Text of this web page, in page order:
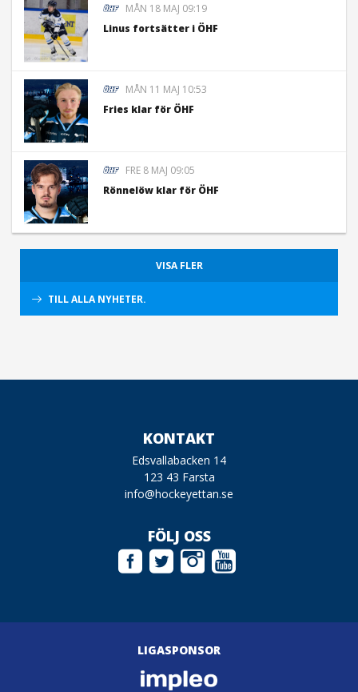
MÅN 18 MAJ 09:19
Linus fortsätter i ÖHF
MÅN 11 MAJ 10:53
Fries klar för ÖHF
FRE 8 MAJ 09:05
Rönnelöw klar för ÖHF
VISA FLER
TILL ALLA NYHETER.
KONTAKT
Edsvallabacken 14
123 43 Farsta
info@hockeyettan.se
FÖLJ OSS
LIGASPONSOR